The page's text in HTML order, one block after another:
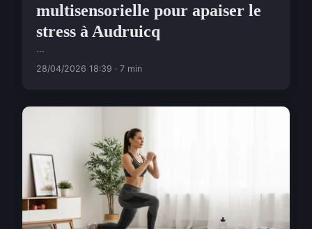
multisensorielle pour apaiser le
stress à Audruicq
...
28/04/2026 18:39 · 7 min